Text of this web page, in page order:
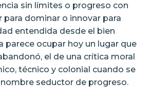
sin límites o progreso con
para dominar o innovar para
entendida desde el bien
parece ocupar hoy un lugar que
el de una crítica moral
técnico y colonial cuando se
seductor de progreso.